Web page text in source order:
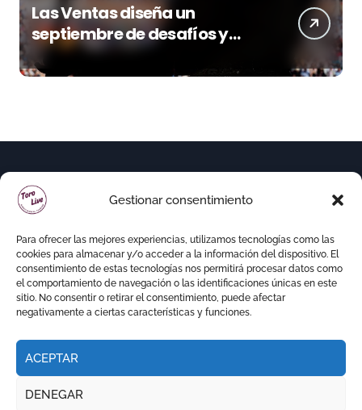
Gestionar consentimiento
Para ofrecer las mejores experiencias, utilizamos tecnologías como las
cookies para almacenar y/o acceder a la información del dispositivo. El
consentimiento de estas tecnologías nos permitirá procesar datos como
el comportamiento de navegación o las identificaciones únicas en este
sitio. No consentir o retirar el consentimiento, puede afectar
negativamente a ciertas características y funciones.
ACEPTAR
DENEGAR
Las Ventas diseña un
septiembre de desafíos y
variedad ganadera
Copyright © Todos los derechos reservados